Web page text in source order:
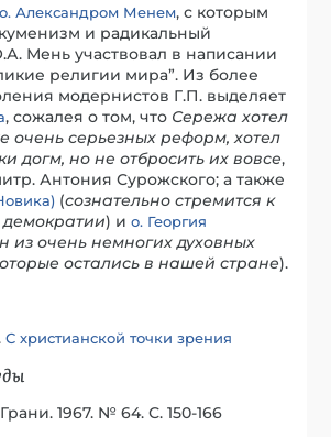
о. Александром Менем, с которым
и радикальный
Мень участвовал в написании
религии мира”. Из более
модернистов Г.П. выделяет
, сожалея о том, что Сережа хотел
очень серьезных реформ, хотел
догм, но не отбросить их вовсе,
Антония Сурожского; а также
(сознательно стремится к
демократии) ио. Георгия
из очень немногих духовных
остались в нашей стране).
С христианской точки зрения
1967. № 64. С. 150-166